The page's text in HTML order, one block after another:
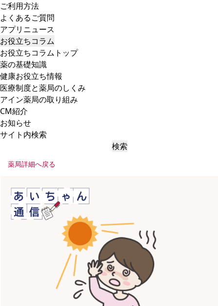
ご利用方法
よくあるご質問
アプリニュース
お役立ちコラム
お役立ちコラムトップ
薬の基礎知識
健康お役立ち情報
医療制度と薬局のしくみ
アイン薬局の取り組み
CM紹介
お知らせ
サイト内検索
検索
薬局詳細へ戻る